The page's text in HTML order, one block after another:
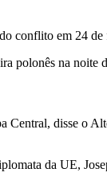
conflito em 24
polonês na noite
disse o
da UE,